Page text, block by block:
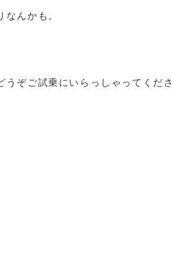
んかも。
うぞご試乗にいらっしゃってくださ